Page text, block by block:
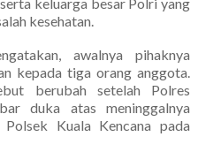
kesehatan.
awalnya pihaknya
kepada tiga orang anggota.
berubah setelah Polres
duka atas meninggalnya
Kuala Kencana pada